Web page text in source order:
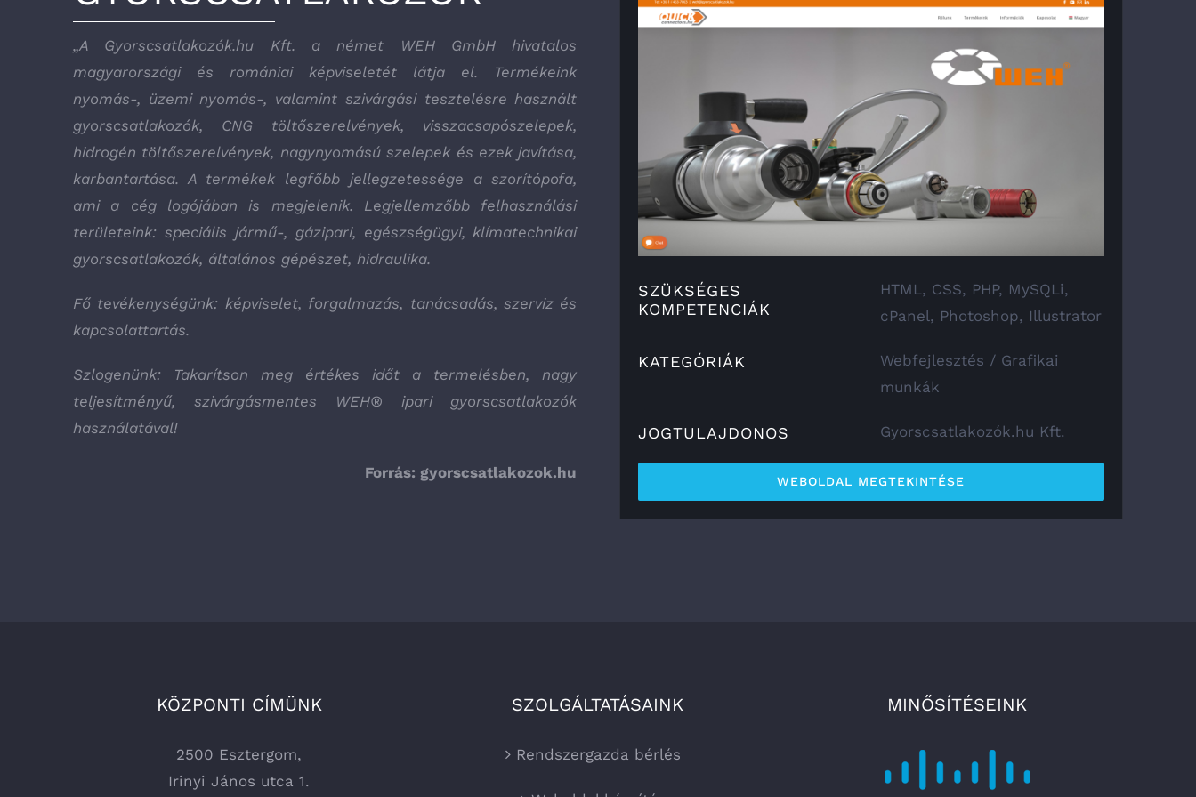
„A Gyorscsatlakozók.hu Kft. a német WEH GmbH hivatalos
magyarországi és romániai képviseletét látja el. Termékeink
nyomás-, üzemi nyomás-, valamint szivárgási tesztelésre használt
gyorscsatlakozók, CNG töltőszerelvények, visszacsapószelepek,
hidrogén töltőszerelvények, nagynyomású szelepek és ezek javítása,
karbantartása. A termékek legfőbb jellegzetessége a szorítópofa,
ami a cég logójában is megjelenik. Legjellemzőbb felhasználási
területeink: speciális jármű-, gázipari, egészségügyi, klímatechnikai
gyorscsatlakozók, általános gépészet, hidraulika.
Fő tevékenységünk: képviselet, forgalmazás, tanácsadás, szerviz és
kapcsolattartás.
Szlogenünk: Takarítson meg értékes időt a termelésben, nagy
teljesítményű, szivárgásmentes WEH® ipari gyorscsatlakozók
használatával!
Forrás: gyorscsatlakozok.hu
SZÜKSÉGES
KOMPETENCIÁK
HTML, CSS, PHP, MySQLi,
cPanel, Photoshop, Illustrator
KATEGÓRIÁK
Webfejlesztés / Grafikai
munkák
JOGTULAJDONOS Gyorscsatlakozók.hu Kft.
WEBOLDAL MEGTEKINTÉSE
KÖZPONTI CÍMÜNK
2500 Esztergom,
Irinyi János utca 1.
SZOLGÁLTATÁSAINK
Rendszergazda bérlés
MINŐSÍTÉSEINK